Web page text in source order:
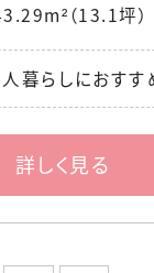
（13.1坪）
暮らしにおすす
詳しく見る